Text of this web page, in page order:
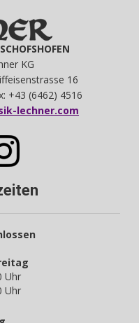
KG
16
+43 (6462) 4516
lechner.com
Uhr
Uhr